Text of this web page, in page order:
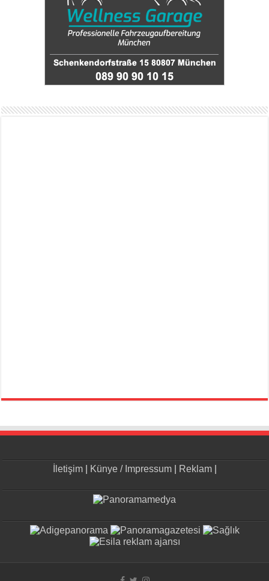
İletişim| Künye / Impressum| Reklam|